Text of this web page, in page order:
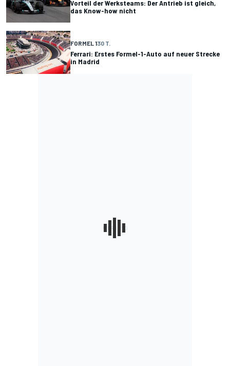
Vorteil der Werksteams: Der Antrieb ist gleich,
das Know-how nicht
FORMEL 130 T.
Ferrari: Erstes Formel-1-Auto auf neuer Strecke
in Madrid